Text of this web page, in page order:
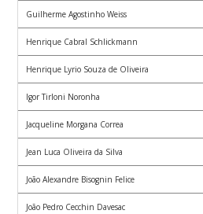
Guilherme Agostinho Weiss
Henrique Cabral Schlickmann
Henrique Lyrio Souza de Oliveira
Igor Tirloni Noronha
Jacqueline Morgana Correa
Jean Luca Oliveira da Silva
João Alexandre Bisognin Felice
João Pedro Cecchin Davesac